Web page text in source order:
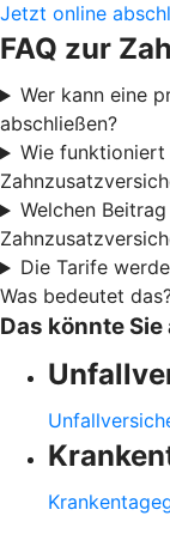
Jetzt online
FAQ zur
Wer kann eine
abschließen?
Wie funktioniert
Welchen
Die Tarife
Was bedeutet
Das könnte